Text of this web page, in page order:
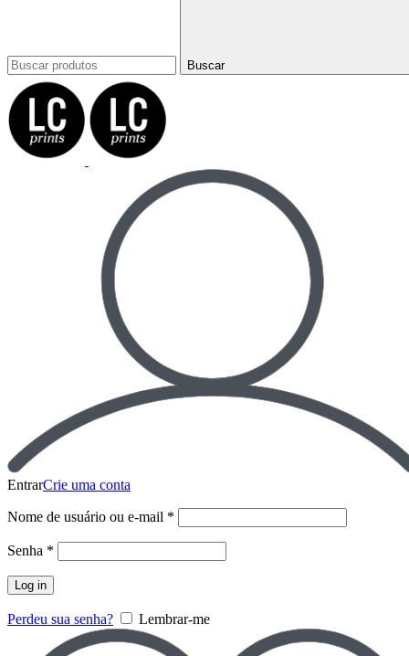
Buscar
EntrarCrie uma conta
Nome de usuário ou e-mail *
Senha *
Log in
Perdeu sua senha? Lembrar-me